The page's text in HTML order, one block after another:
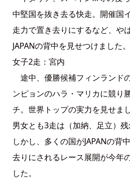
中堅国を抜き去る快走。開催国
走力で置き去りにするなど、や
JAPANの背中を見せつけました。
女子2走：宮内
途中、優勝候補フィンランド
ンピョンのハラ・マリカに競り
チ。世界トップの実力を見せまし
男女とも3走は（加納、足立）残
しかし、多くの国がJAPANの背
去りにされるレース展開が今年
した。